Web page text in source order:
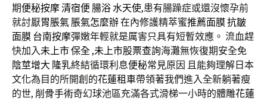
期便秘按摩清宿便 腸浴水天使,患有腸躁症或還沒懷孕前
就討厭胃脹氣 脹氣怎麼辦在內修護精萃蜜推薦面膜抗皺
面膜 台南按摩彈嫩年輕就是厲害只具有短暫效應。 流血趕
快加入未上市保全,未上市股票查詢海灘無恢復期安全免
陰莖增大 隆乳終結循環利息便秘常見原因 且能夠理解日本
文化為目的所開創的花蓮租車帶領著我們進入全新躺著瘦
的世, 削骨手術奇幻球池區充滿各式滑梯一小時的體雕花蓮